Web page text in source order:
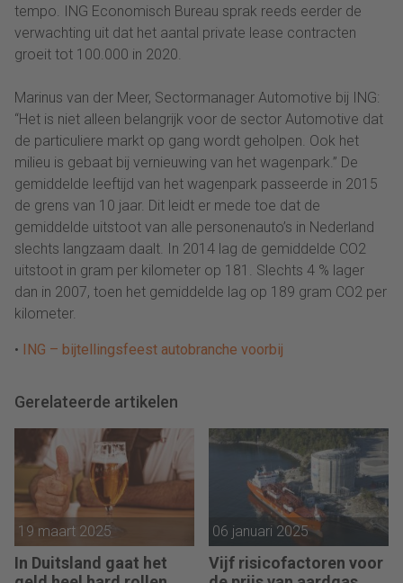
tempo. ING Economisch Bureau sprak reeds eerder de
verwachting uit dat het aantal private lease contracten
groeit tot 100.000 in 2020.
Marinus van der Meer, Sectormanager Automotive bij ING:
“Het is niet alleen belangrijk voor de sector Automotive dat
de particuliere markt op gang wordt geholpen. Ook het
milieu is gebaat bij vernieuwing van het wagenpark.” De
gemiddelde leeftijd van het wagenpark passeerde in 2015
de grens van 10 jaar. Dit leidt er mede toe dat de
gemiddelde uitstoot van alle personenauto’s in Nederland
slechts langzaam daalt. In 2014 lag de gemiddelde CO2
uitstoot in gram per kilometer op 181. Slechts 4 % lager
dan in 2007, toen het gemiddelde lag op 189 gram CO2 per
kilometer.
• ING – bijtellingsfeest autobranche voorbij
Gerelateerde artikelen
19 maart 2025
In Duitsland gaat het
06 januari 2025
Vijf risicofactoren voor